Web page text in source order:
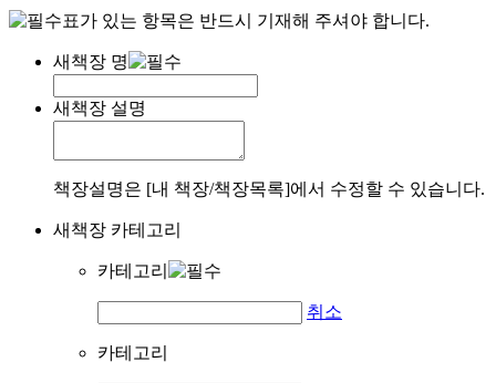
표가 있는 항목은 반드시 기재해 주셔야 합니다.
새책장 명
새책장 설명
책장설명은 [내 책장/책장목록]에서 수정할 수 있습니다.
새책장 카테고리
카테고리
취소
카테고리